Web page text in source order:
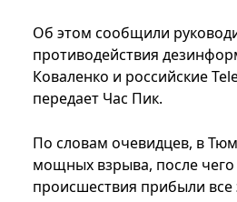
Об этом сообщили
противодействия
Коваленко и российские
передает Час Пик.
По словам очевидцев, в
мощных взрыва, после чего
происшествия прибыли все